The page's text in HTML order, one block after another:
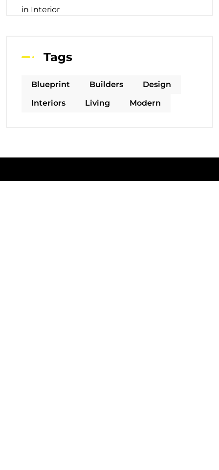
Tags
Blueprint Builders
Design
Interiors
Living Modern